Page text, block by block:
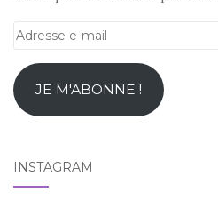
Adresse
mailJE M'ABONNE !
INSTAGRAM